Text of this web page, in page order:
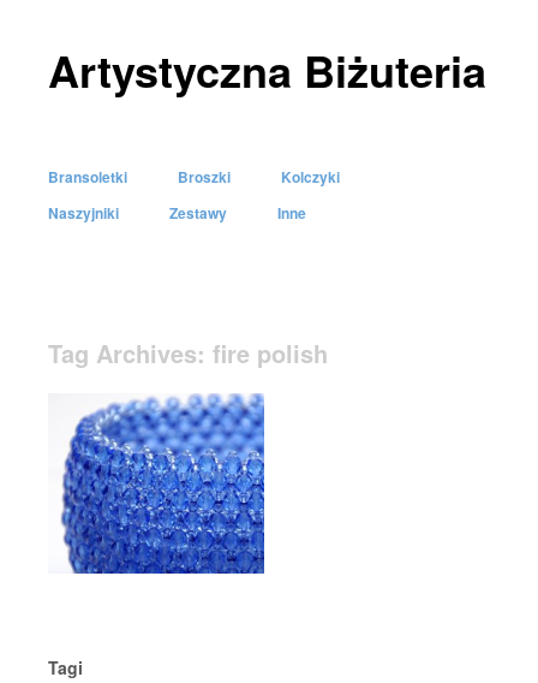
Artystyczna Biżuteria
Menu
Skip to content
Bransoletki Broszki
Kolczyki
Naszyjniki
Zestawy Inne
Tag Archives: fire polish
Tagi